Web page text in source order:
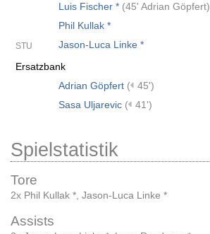
Luis Fischer * (45' Adrian Göpfert)
Phil Kullak *
STU
Jason-Luca Linke *
Ersatzbank
Adrian Göpfert (
45')
Sasa Uljarevic ( 41')
Spielstatistik
Tore
2x Phil Kullak * Jason-Luca Linke *
Assists